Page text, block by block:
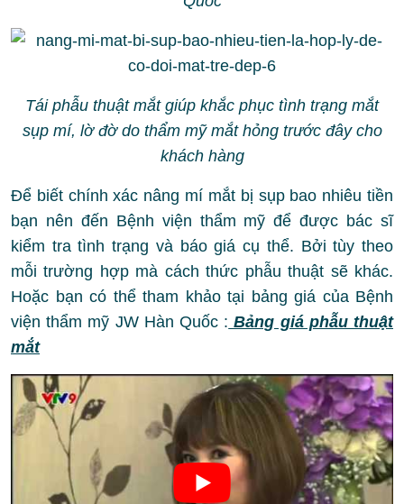
Tái phẫu thuật mắt giúp khắc phục tình trạng mắt
sụp mí, lờ đờ do thẩm mỹ mắt hỏng trước đây cho
khách hàng
Để biết chính xác nâng mí mắt bị sụp bao nhiêu tiền
bạn nên đến Bệnh viện thẩm mỹ để được bác sĩ
kiểm tra tình trạng và báo giá cụ thể. Bởi tùy theo
mỗi trường hợp mà cách thức phẫu thuật sẽ khác.
Hoặc bạn có thể tham khảo tại bảng giá của Bệnh
viện thẩm mỹ JW Hàn Quốc : Bảng giá phẫu thuật
mắt